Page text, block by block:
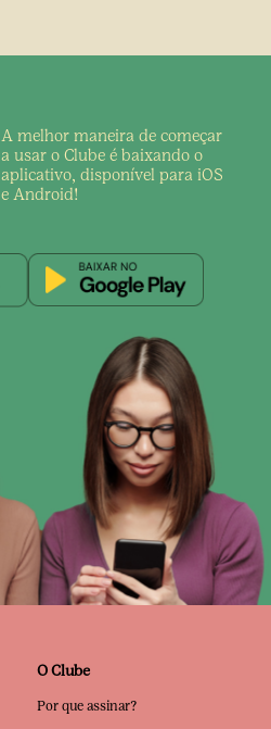
A melhor maneira de começar
a usar o Clube é baixando o
aplicativo, disponível para iOS
e Android!
O Clube
Por que assinar?